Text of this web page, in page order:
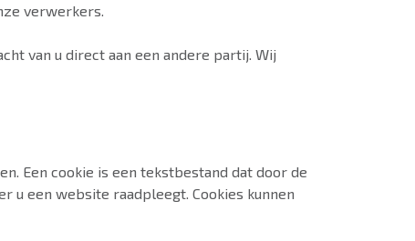
verwerkers.
van u direct aan een andere partij. Wij
Een cookie is een tekstbestand dat door de
een website raadpleegt. Cookies kunnen